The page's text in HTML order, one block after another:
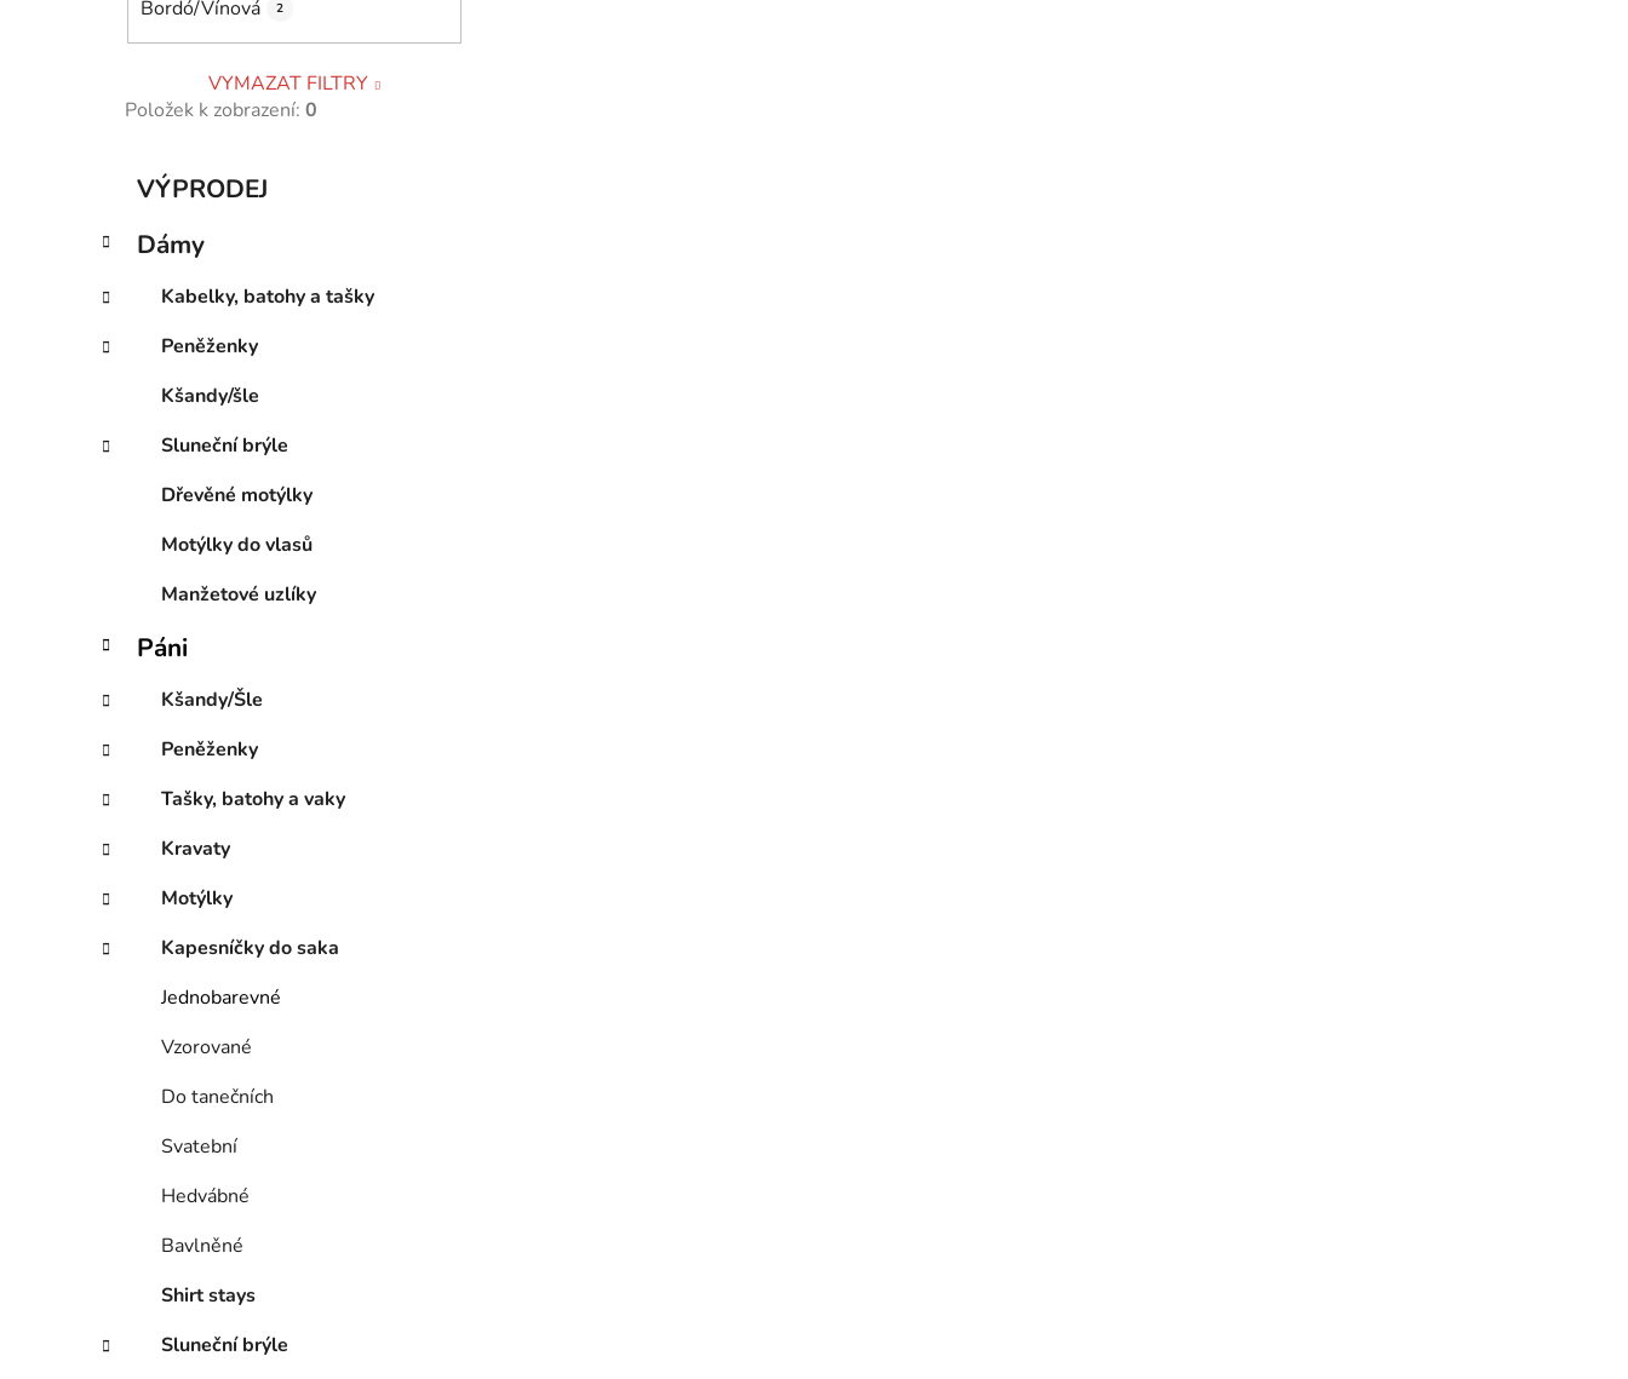
Bordó/Vínová 2
VYMAZAT FILTRY
Položek k zobrazení: 0
Přeskočit
kategorie
e
o
i
VÝPRODEJ
Dámy
Kabelky, batohy a tašky
Peněženky
Kšandy/šle
Sluneční brýle
Dřevěné motýlky
Motýlky do vlasů
Manžetové uzlíky
Páni
Kšandy/Šle
Peněženky
Tašky, batohy a vaky
Kravaty
Motýlky
Kapesníčky do saka
Jednobarevné
Vzorované
Do tanečních
Svatební
Hedvábné
Bavlněné
Shirt stays
Sluneční brýle